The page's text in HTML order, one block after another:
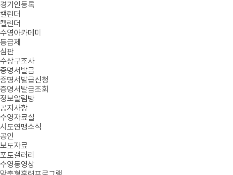
경기인등록
캘린더
캘린더
수영아카데미
등급제
심판
수상구조사
증명서발급
증명서발급신청
증명서발급조회
정보알림방
공지사항
수영자료실
시도연맹소식
공인
보도자료
포토갤러리
수영동영상